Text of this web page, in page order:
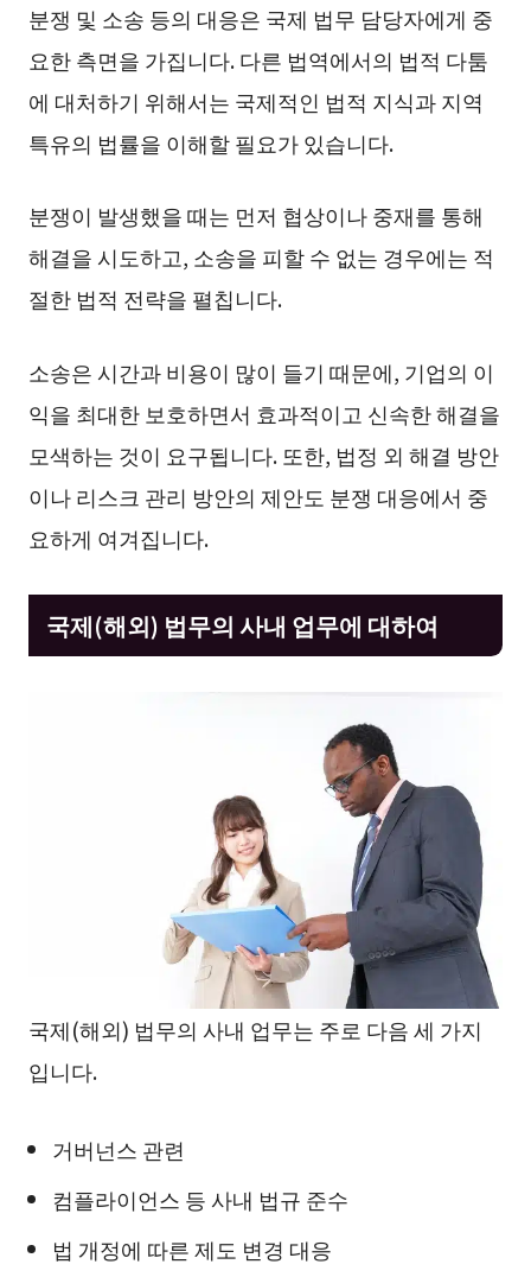
분쟁 및 소송 등의 대응은 국제 법무 담당자에게 중
요한 측면을 가집니다. 다른 법역에서의 법적 다툼
에 대처하기 위해서는 국제적인 법적 지식과 지역
특유의 법률을 이해할 필요가 있습니다.
분쟁이 발생했을 때는 먼저 협상이나 중재를 통해
해결을 시도하고, 소송을 피할 수 없는 경우에는 적
절한 법적 전략을 펼칩니다.
소송은 시간과 비용이 많이 들기 때문에, 기업의 이
익을 최대한 보호하면서 효과적이고 신속한 해결을
모색하는 것이 요구됩니다. 또한, 법정 외 해결 방안
이나 리스크 관리 방안의 제안도 분쟁 대응에서 중
요하게 여겨집니다.
국제(해외) 법무의 사내 업무에 대하여
국제(해외) 법무의 사내 업무는 주로 다음 세 가지
입니다.
거버넌스 관련
컴플라이언스 등 사내 법규 준수
법 개정에 따른 제도 변경 대응